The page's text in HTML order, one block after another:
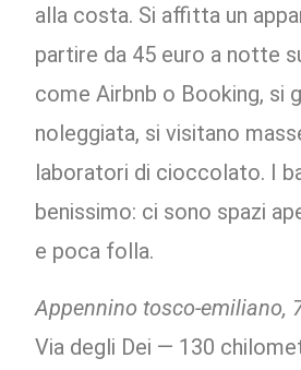
alla costa. Si affitta un
partire da 45 euro a notte
come Airbnb o Booking, si
noleggiata, si visitano
laboratori di cioccolato. I
benissimo: ci sono spazi
e poca folla.
Appennino tosco-emiliano,
Via degli Dei — 130